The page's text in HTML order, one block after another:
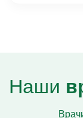
Наши